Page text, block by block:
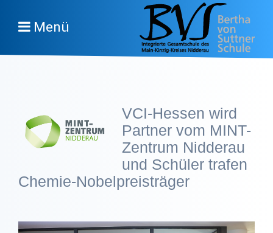
Menü
VCI-Hessen wird
Partner vom MINT-
Zentrum Nidderau
und Schüler trafen
Chemie-Nobelpreisträger